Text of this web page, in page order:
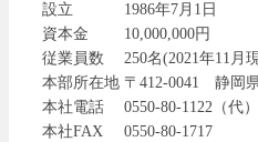
設立
1986年7月1日
資本金
10,000,000円
従業員数
250名(2021年11月
本部所在地 〒412-0041 静岡
本社電話
0550-80-1122（代）
本社FAX
0550-80-1717